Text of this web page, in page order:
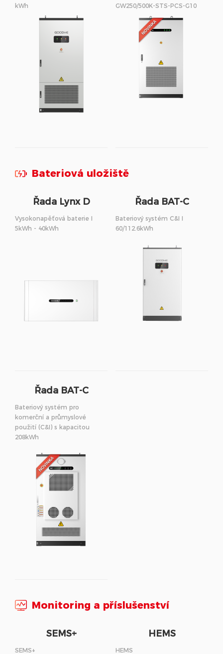
kWh
GW250/500K-STS-PCS-G10
Bateriová uložiště
Řada Lynx D
Vysokonapěťová baterie I
5kWh - 40kWh
Řada BAT-C
Bateriový systém C&I I
60/112.6kWh
Řada BAT-C
Bateriový systém pro
komerční a průmyslové
použití (C&I) s kapacitou
208kWh
Monitoring a příslušenství
SEMS+
SEMS+
HEMS
HEMS